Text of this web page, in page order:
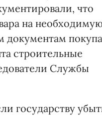
что
на
документам
строительные
Службы
государству